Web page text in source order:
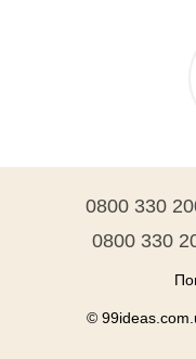
0800 330
0800 330
©